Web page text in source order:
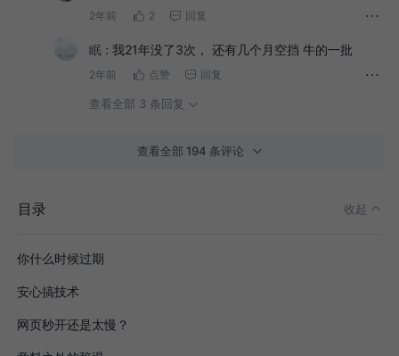
2年前 2 回复
眠 : 我21年没了3次， 还有几个月空挡 牛的一批
2年前 点赞 回复
查看全部 3 条回复
查看全部 194 条评论
目录 收起
你什么时候过期
安心搞技术
网页秒开还是太慢？